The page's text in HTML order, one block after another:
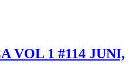
VOL 1 #114 JUNI,